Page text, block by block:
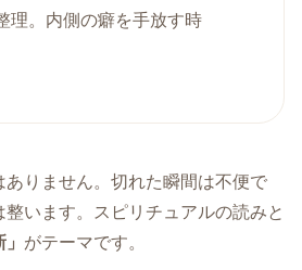
理。内側の癖を手放す時
ありません。切れた瞬間は不便で
整います。スピリチュアルの読みと
がテーマです。